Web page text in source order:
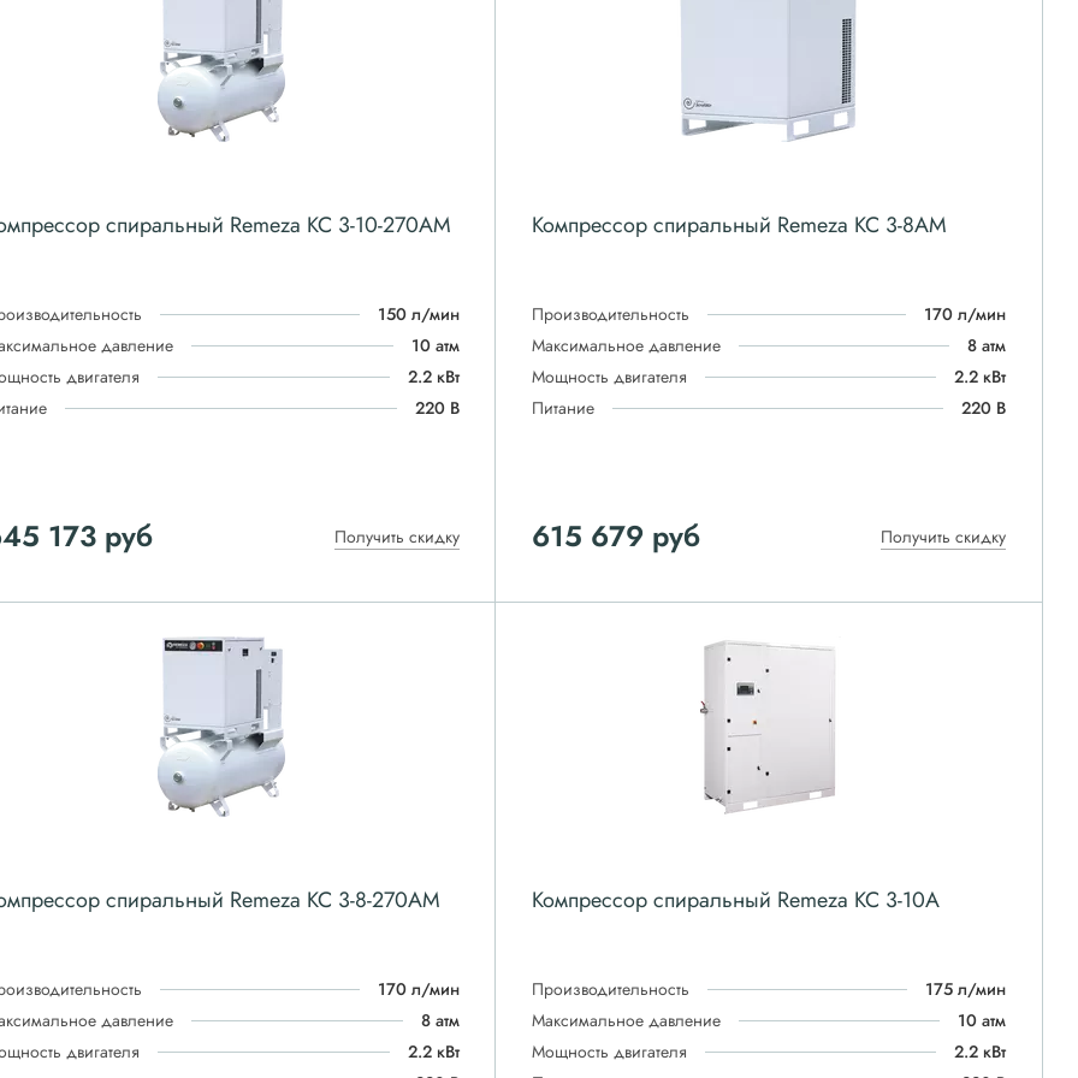
спиральный Remeza КС 3-10-270АМ
150 л/мин
давление
10 атм
двигателя
2.2 кВт
220 В
173 руб Получить скидку
Компрессор спиральный Remeza КС 3-8АМ
Производительность
170 л/мин
Максимальное давление
8 атм
Мощность двигателя
2.2 кВт
Питание
220 В
615 679 руб Получить скидку
спиральный Remeza КС 3-8-270АМ
170 л/мин
давление
8 атм
двигателя
2.2 кВт
Компрессор спиральный Remeza КС 3-10А
Производительность
175 л/мин
Максимальное давление
10 атм
Мощность двигателя
2.2 кВт